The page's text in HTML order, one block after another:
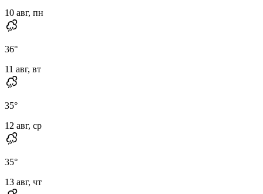
10 авг, пн
36°
11 авг, вт
35°
12 авг, ср
35°
13 авг, чт